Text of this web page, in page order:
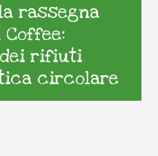
rassegna
dei rifiuti
circolare